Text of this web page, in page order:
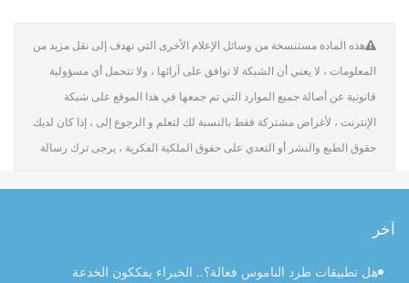
هذه المادة مستنسخة من وسائل الإعلام الأخرى التي تهدف إلى نقل مزيد من
المعلومات ، لا يعني أن الشبكة لا توافق على آرائها ، ولا تتحمل أي مسؤولية
قانونية عن أصالة جميع الموارد التي تم جمعها في هذا الموقع على شبكة
الإنترنت ، لأغراض مشتركة فقط بالنسبة لك لتعلم و الرجوع إلى ، إذا كان لديك
حقوق الطبع والنشر أو التعدي على حقوق الملكية الفكرية ، يرجى ترك رسالة
آخر
هل تطبيقات طرد الناموس فعالة؟.. الخبراء يفككون الخدعة